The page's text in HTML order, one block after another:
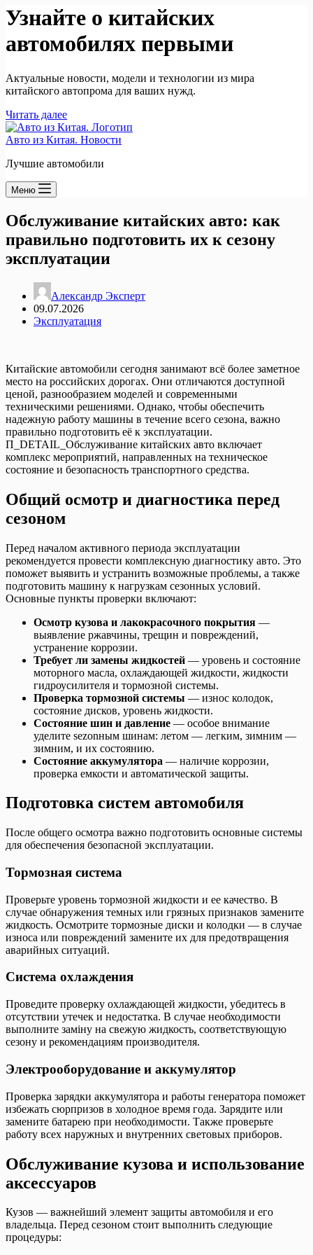
Узнайте о китайских
автомобилях первыми
Актуальные новости, модели и технологии из мира
китайского автопрома для ваших нужд.
Читать далее
Авто из Китая. Новости
Лучшие автомобили
Меню
Обслуживание китайских авто: как
правильно подготовить их к сезону
эксплуатации
Александр Эксперт
09.07.2026
Эксплуатация
Китайские автомобили сегодня занимают всё более заметное
место на российских дорогах. Они отличаются доступной
ценой, разнообразием моделей и современными
техническими решениями. Однако, чтобы обеспечить
надежную работу машины в течение всего сезона, важно
правильно подготовить её к эксплуатации.
П_DETAIL_Обслуживание китайских авто включает
комплекс мероприятий, направленных на техническое
состояние и безопасность транспортного средства.
Общий осмотр и диагностика перед
сезоном
Перед началом активного периода эксплуатации
рекомендуется провести комплексную диагностику авто. Это
поможет выявить и устранить возможные проблемы, а также
подготовить машину к нагрузкам сезонных условий.
Основные пункты проверки включают:
Осмотр кузова и лакокрасочного покрытия —
выявление ржавчины, трещин и повреждений,
устранение коррозии.
Требует ли замены жидкостей — уровень и состояние
моторного масла, охлаждающей жидкости, жидкости
гидроусилителя и тормозной системы.
Проверка тормозной системы — износ колодок,
состояние дисков, уровень жидкости.
Состояние шин и давление — особое внимание
уделите sezonным шинам: летом — легким, зимним —
зимним, и их состоянию.
Состояние аккумулятора — наличие коррозии,
проверка емкости и автоматической защиты.
Подготовка систем автомобиля
После общего осмотра важно подготовить основные системы
для обеспечения безопасной эксплуатации.
Тормозная система
Проверьте уровень тормозной жидкости и ее качество. В
случае обнаружения темных или грязных признаков замените
жидкость. Осмотрите тормозные диски и колодки — в случае
износа или повреждений замените их для предотвращения
аварийных ситуаций.
Система охлаждения
Проведите проверку охлаждающей жидкости, убедитесь в
отсутствии утечек и недостатка. В случае необходимости
выполните заміну на свежую жидкость, соответствующую
сезону и рекомендациям производителя.
Электрооборудование и аккумулятор
Проверка зарядки аккумулятора и работы генератора поможет
избежать сюрпризов в холодное время года. Зарядите или
замените батарею при необходимости. Также проверьте
работу всех наружных и внутренних световых приборов.
Обслуживание кузова и использование
аксессуаров
Кузов — важнейший элемент защиты автомобиля и его
владельца. Перед сезоном стоит выполнить следующие
процедуры: